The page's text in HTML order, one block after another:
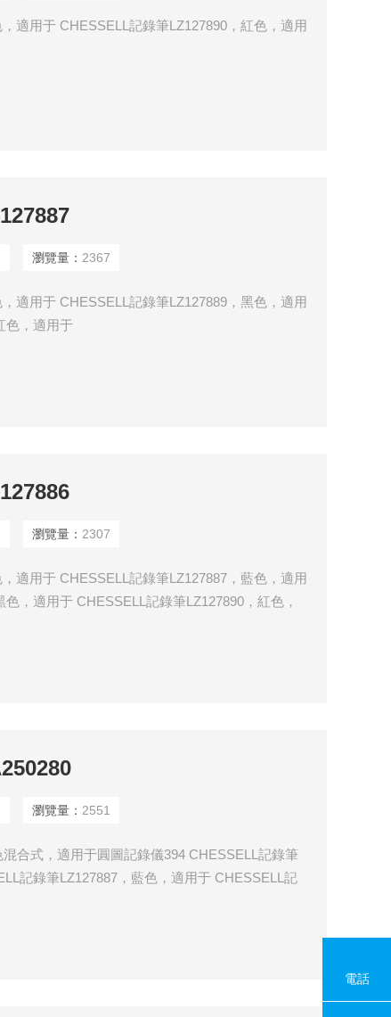
適用于 CHESSELL記錄筆LZ127890，紅色，適用
瀏覽量： 2367
適用于 CHESSELL記錄筆LZ127889，黑色，適用
色，適用于
瀏覽量： 2307
適用于 CHESSELL記錄筆LZ127887，藍色，適用
，適用于 CHESSELL記錄筆LZ127890，紅色，
瀏覽量： 2551
合式，適用于圓圖記錄儀394 CHESSELL記錄筆
記錄筆LZ127887，藍色，適用于 CHESSELL記
電話